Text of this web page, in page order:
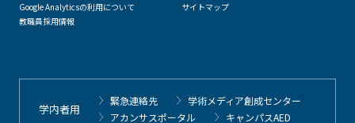
Google Analyticsの利用について
教職員採用情報
サイトマップ
学内者用
緊急連絡先
学術メディア創成センター
アカンサスポータル
キャンパスAED